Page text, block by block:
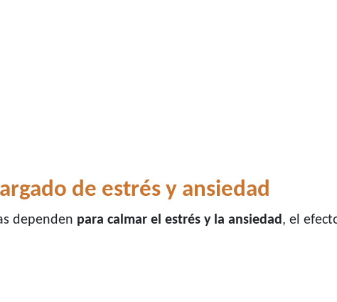
de estrés y ansiedad
dependen para calmar el estrés y la ansiedad, el